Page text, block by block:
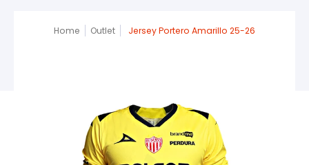
Home Outlet Jersey Portero Amarillo 25-26